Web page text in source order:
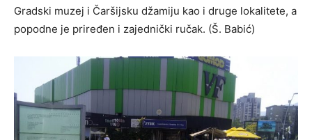
Gradski muzej i Čaršijsku džamiju kao i druge lokalitete, a
popodne je priređen i zajednički ručak. (Š. Babić)